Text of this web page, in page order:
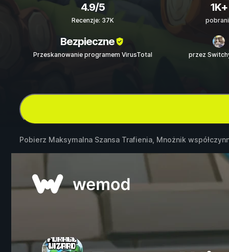
4.9/5
Recenzje: 37K
1K+
Bezpieczne
Przeskanowanie programem VirusTotal przez
Pobierz Maksymalna Szansa Trafienia, Mnożnik